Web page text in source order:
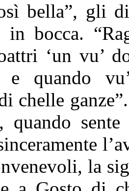
bella”, gli
in bocca.
‘un vu’
e quando
chelle
quando
la